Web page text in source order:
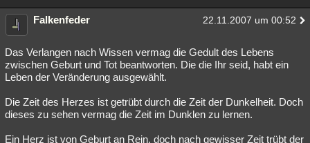
Falkenfeder 22.11.2007 um 00:52
Das Verlangen nach Wissen vermag die Gedult des Lebens
zwischen Geburt und Tot beantworten. Die die Ihr seid, habt ein
Leben der Veränderung ausgewählt.
Die Zeit des Herzes ist getrübt durch die Zeit der Dunkelheit. Doch
dieses zu sehen vermag die Zeit im Dunklen zu lernen.
Ein Herz ist von Geburt an Rein, doch nach gewisser Zeit trübt der